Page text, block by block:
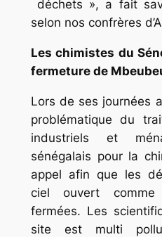
déchets », a fait
selon nos confrères
Les chimistes du
fermeture de
Lors de ses journées
problématique du
industriels et
sénégalais pour la
appel afin que les
ciel ouvert comme
fermées. Les
site est multi